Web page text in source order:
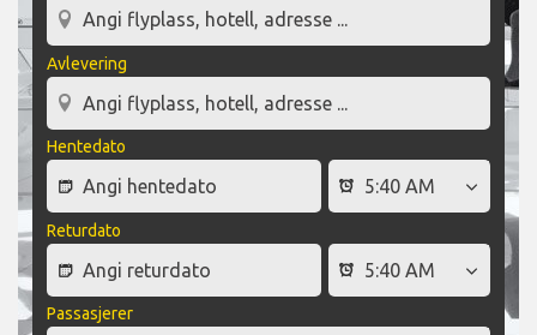
Avlevering
Hentedato
Returdato
Passasjerer